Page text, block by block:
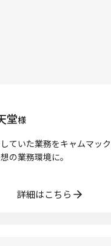
堂様
ていた業務をキャムマッ
の業務環境に。
詳細はこちら